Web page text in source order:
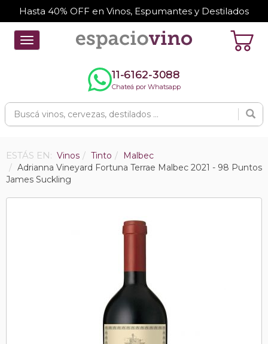
Hasta 40% OFF en Vinos, Espumantes y Destilados
Toggle
navigation
11-6162-3088
Chateá por Whatsapp
ESTÁS EN: Vinos Tinto
Malbec
Adrianna Vineyard Fortuna Terrae Malbec 2021 - 98 Puntos
James Suckling